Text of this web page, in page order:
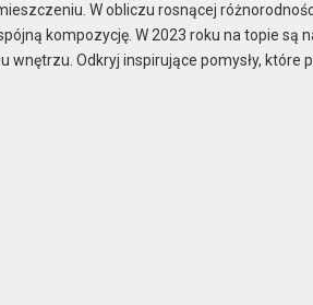
W obliczu rosnącej
kompozycję. W 2023 roku na topie są
Odkryj inspirujące pomysły, które